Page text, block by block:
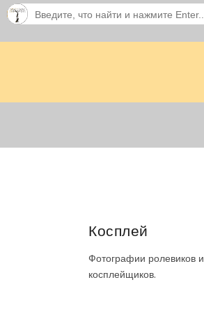
Косплей
Фотографии ролевиков и
косплейщиков.